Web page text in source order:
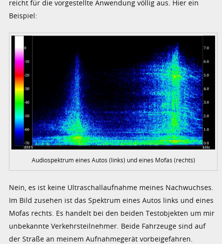
reicht für die vorgestellte Anwendung völlig aus. Hier ein
Beispiel:
Audiospektrum eines Autos (links) und eines Mofas (rechts)
Nein, es ist keine Ultraschallaufnahme meines Nachwuchses.
Im Bild zusehen ist das Spektrum eines Autos links und eines
Mofas rechts. Es handelt bei den beiden Testobjekten um mir
unbekannte Verkehrsteilnehmer. Beide Fahrzeuge sind auf
der Straße an meinem Aufnahmegerät vorbeigefahren.